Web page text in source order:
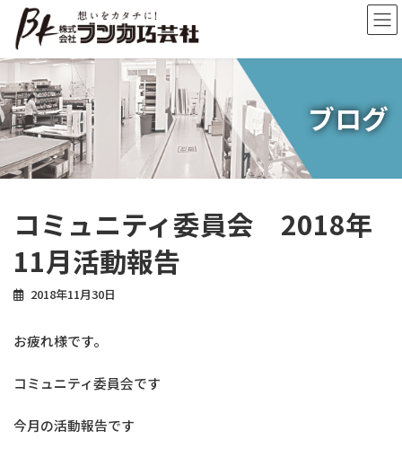
ン
ツ
へ
ス
キ
ッ
プ
ー
シ
ョ
ン
に
移
動
ブログ
コミュニティ委員会 2018年
11月活動報告
2018年11月30日
お疲れ様です。
コミュニティ委員会です
今月の活動報告です